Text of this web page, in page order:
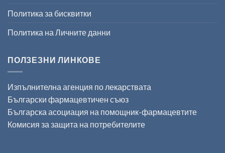
Политика за бисквитки
Политика на Личните данни
ПОЛЗЕЗНИ ЛИНКОВЕ
Изпълнителна агенция по лекарствата
Български фармацевтичен съюз
Българска асоциация на помощник-фармацевтите
Комисия за защита на потребителите